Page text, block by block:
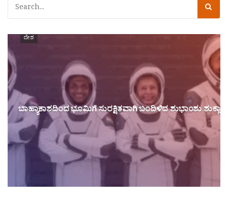
ದೇಶ
ಬಾಹ್ಯಾಕಾಶದಿಂದ ಭೂಮಿಗೆ ಸುರಕ್ಷಿತವಾಗಿ ಬಂದಿಳಿದ ಶುಭಾಂಶು ಶುಕ್ಲಾ